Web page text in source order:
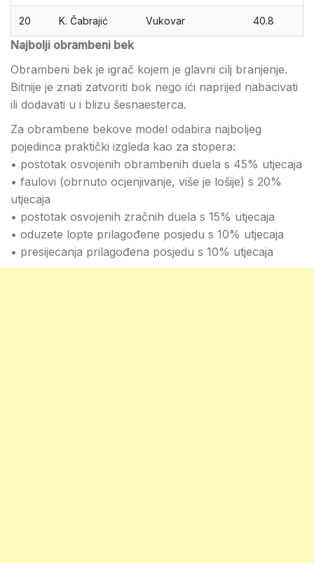
20 K. Čabrajić Vukovar 40.8
Najbolji obrambeni bek
Obrambeni bek je igrač kojem je glavni cilj branjenje.
Bitnije je znati zatvoriti bok nego ići naprijed nabacivati
ili dodavati u i blizu šesnaesterca.
Za obrambene bekove model odabira najboljeg
pojedinca praktički izgleda kao za stopera:
• postotak osvojenih obrambenih duela s 45% utjecaja
• faulovi (obrnuto ocjenjivanje, više je lošije) s 20%
utjecaja
• postotak osvojenih zračnih duela s 15% utjecaja
• oduzete lopte prilagođene posjedu s 10% utjecaja
• presijecanja prilagođena posjedu s 10% utjecaja